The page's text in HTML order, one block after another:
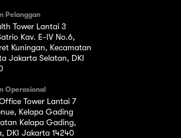
Pelanggan
Tower Lantai 3
Kav. E-IV No.6,
Kuningan, Kecamatan
Jakarta Selatan, DKI
Operasional
Tower Lantai 7
Kelapa Gading
Kelapa Gading,
DKI Jakarta 14240